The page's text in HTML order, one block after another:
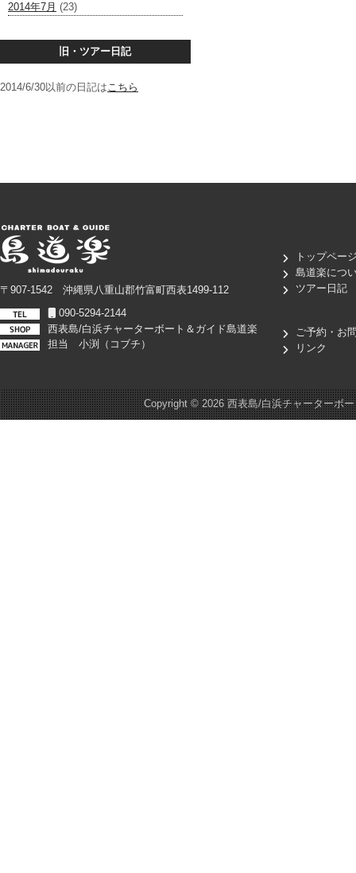
2014年7月 (23)
旧・ツアー日記
2014/6/30以前の日記はこちら
〒907-1542 沖縄県八重山郡竹富町西表1499-112
090-5294-2144
西表島/白浜チャーターボート＆ガイド島道楽
担当 小渕（コブチ）
トップペー
島道楽につ
ツアー日記
ご予約・お
リンク
Copyright ©2026 西表島/白浜チャーターボ